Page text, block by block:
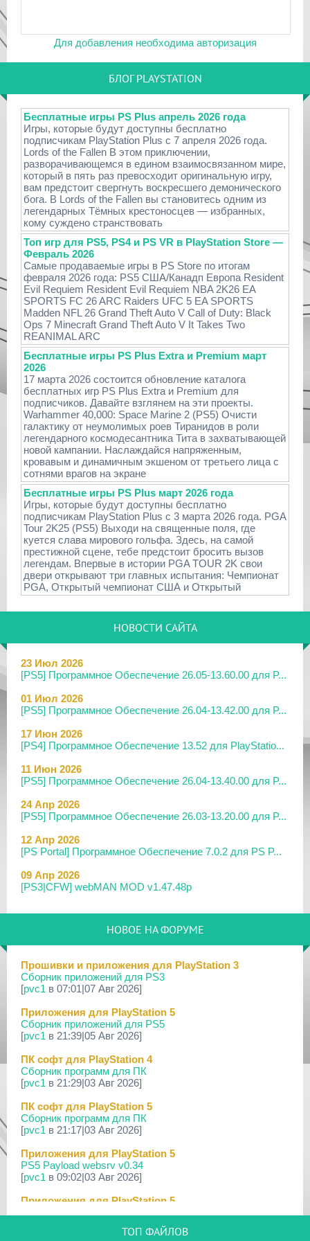
Для добавления необходима авторизация
БЛОГ PLAYSTATION
Бесплатные игры PS Plus апрель 2026 года
Игры, которые будут доступны бесплатно
подписчикам PlayStation Plus с 7 апреля 2026 года.
Lords of the Fallen В этом приключении,
разворачивающемся в едином взаимосвязанном мире,
который в пять раз превосходит оригинальную игру,
вам предстоит свергнуть воскресшего демонического
бога. В Lords of the Fallen вы становитесь одним из
легендарных Тёмных крестоносцев — избранных,
кому суждено странствовать
Топ игр для PS5, PS4 и PS VR в PlayStation Store —
Февраль 2026
Самые продаваемые игры в PS Store по итогам
февраля 2026 года: PS5 США/Канадп Европа Resident
Evil Requiem Resident Evil Requiem NBA 2K26 EA
SPORTS FC 26 ARC Raiders UFC 5 EA SPORTS
Madden NFL 26 Grand Theft Auto V Call of Duty: Black
Ops 7 Minecraft Grand Theft Auto V It Takes Two
REANIMAL ARC
Бесплатные игры PS Plus Extra и Premium март
2026
17 марта 2026 состоится обновление каталога
бесплатных игр PS Plus Extra и Premium для
подписчиков. Давайте взглянем на эти проекты.
Warhammer 40,000: Space Marine 2 (PS5) Очисти
галактику от неумолимых роев Тиранидов в роли
легендарного космодесантника Тита в захватывающей
новой кампании. Наслаждайся напряженным,
кровавым и динамичным экшеном от третьего лица с
сотнями врагов на экране
Бесплатные игры PS Plus март 2026 года
Игры, которые будут доступны бесплатно
подписчикам PlayStation Plus с 3 марта 2026 года. PGA
Tour 2K25 (PS5) Выходи на священные поля, где
куется слава мирового гольфа. Здесь, на самой
престижной сцене, тебе предстоит бросить вызов
легендам. Впервые в истории PGA TOUR 2K свои
двери открывают три главных испытания: Чемпионат
PGA, Открытый чемпионат США и Открытый
НОВОСТИ САЙТА
23 Июл 2026
[PS5] Программное Обеспечение 26.05-13.60.00 для P...
01 Июл 2026
[PS5] Программное Обеспечение 26.04-13.42.00 для P...
17 Июн 2026
[PS4] Программное Обеспечение 13.52 для PlayStatio...
11 Июн 2026
[PS5] Программное Обеспечение 26.04-13.40.00 для P...
24 Апр 2026
[PS5] Программное Обеспечение 26.03-13.20.00 для P...
12 Апр 2026
[PS Portal] Программное Обеспечение 7.0.2 для PS P...
09 Апр 2026
[PS3|CFW] webMAN MOD v1.47.48p
19 Мар 2026
18 Мар 2026
[PS3] Программное Обеспечение 4.93 для PlayStation...
17 Мар 2026
[PS4] Программное Обеспечение 13.50 для PlayStatio...
[PS5] Программное Обеспечение 26.02-13.00.00 для P...
19 Фев 2026
02 Фев 2026
[PS3|CFW/Android] Movian M7 7.0.235/236
29 Янв 2026
[PS4] Программное Обеспечение 13.04 для PlayStatio...
[PS5] Программное Обеспечение 26.01-12.60.00 для P...
НОВОЕ НА ФОРУМЕ
Прошивки и приложения для PlayStation 3
Сборник приложений для PS3
[pvc1 в 07:01|07 Авг 2026]
Приложения для PlayStation 5
Сборник приложений для PS5
[pvc1 в 21:39|05 Авг 2026]
ПК софт для PlayStation 4
Сборник программ для ПК
[pvc1 в 21:29|03 Авг 2026]
ПК софт для PlayStation 5
Сборник программ для ПК
[pvc1 в 21:17|03 Авг 2026]
Приложения для PlayStation 5
PS5 Payload websrv v0.34
[pvc1 в 09:02|03 Авг 2026]
Приложения для PlayStation 5
ТОП ФАЙЛОВ